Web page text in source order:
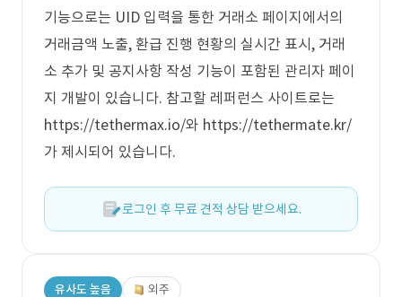
기능으로는 UID 입력을 통한 거래소 페이지에서의
거래금액 노출, 환급 진행 현황의 실시간 표시, 거래
소 추가 및 공지사항 작성 기능이 포함된 관리자 페이
지 개발이 있습니다. 참고할 레퍼런스 사이트로는
https://tethermax.io/와 https://tethermate.kr/
가 제시되어 있습니다.
로그인 후 무료 견적 상담 받으세요.
유사도 높음 외주